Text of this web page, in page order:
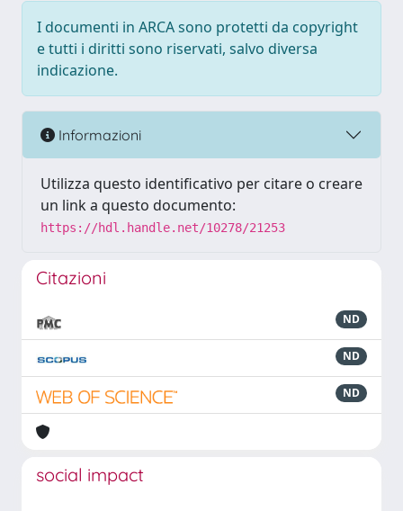
I documenti in ARCA sono protetti da copyright
e tutti i diritti sono riservati, salvo diversa
indicazione.
Informazioni
Utilizza questo identificativo per citare o creare
un link a questo documento:
https://hdl.handle.net/10278/21253
Citazioni
ND
ND
ND
social impact